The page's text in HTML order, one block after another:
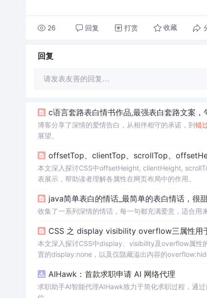
26 回复 打赏 收藏
回复
请发表友善的回复…
c语言套路表白情书作品,最强表白套路文案，
博客分享了深情的爱情告白，从相伴相守的承诺，到错
展望。
offsetTop、clientTop、scrollTop、
本文深入探讨CSS中offsetHeight, clientHeight,
表展示，帮助读者理解各属性在网页布局中的作用。
java简单表白的情话_最简单的表白情话，很
收集了一系列深情的情话，每一句都充满爱意，适合用
CSS 之 display visibility overflow三属性用
本文深入探讨CSS中display、visibility及overflow属性
置的display:none，以及仅隐藏溢出内容的
AIHawk：首款求职申请 AI 网络代理
求职助手AI智能代理AIHawk致力于简化求职过程，通